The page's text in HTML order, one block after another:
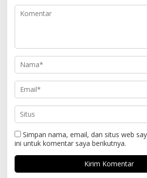
Simpan nama, email, dan situs web
ini untuk komentar saya berikutnya.